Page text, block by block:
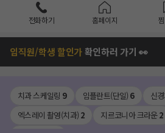
전화하기 홈페이지
임직원/학생 할인가확인하러 가기 👀
치과 스케일링 9 임플란트(단일) 6 신
엑스레이 촬영(치과) 2 지르코니아 크라운2